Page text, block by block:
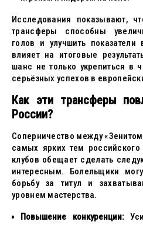
Исследования показывают,
трансферы способны
голов и улучшить
влияет на итоговые
шанс не только укрепиться в
серьёзных успехов в
Как эти трансферы
России?
Соперничество между
самых ярких тем
клубов обещает сделать
интересным. Болельщики
борьбу за титул и
уровнем мастерства.
Повышение конкуренции: